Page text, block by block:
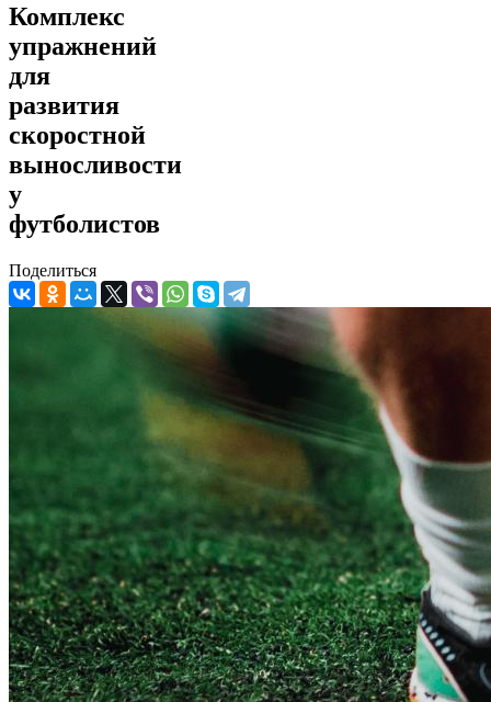
Комплекс
упражнений
для
развития
скоростной
выносливости
у
футболистов
Поделиться